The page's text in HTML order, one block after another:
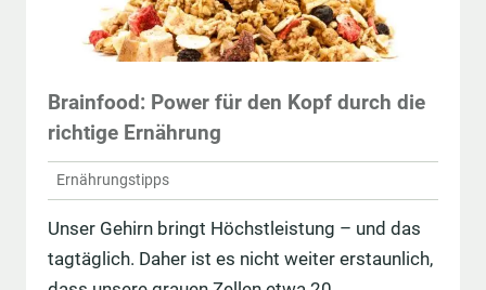
Brainfood: Power für den Kopf durch die
richtige Ernährung
Ernährungstipps
Unser Gehirn bringt Höchstleistung – und das
tagtäglich. Daher ist es nicht weiter erstaunlich,